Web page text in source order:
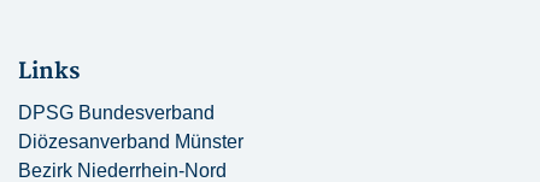
Links
DPSG Bundesverband
Diözesanverband Münster
Bezirk Niederrhein-Nord